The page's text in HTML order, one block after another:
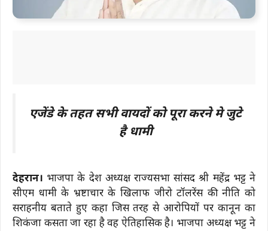
एजेंडे के तहत सभी वायदों को पूरा करने मे जुटे
है धामी
देहरादून। भाजपा के प्रदेश अध्यक्ष राज्यसभा सांसद श्री महेंद्र भट्ट ने
सीएम धामी के भ्रष्टाचार के खिलाफ जीरो टॉलरेंस की नीति को
सराहनीय बताते हुए कहा जिस तरह से आरोपियों पर कानून का
शिकंजा कसता जा रहा है वह ऐतिहासिक है। भाजपा अध्यक्ष भट्ट ने